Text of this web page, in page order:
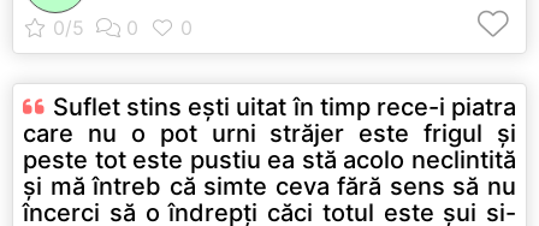
Suflet stins eşti uitat în timp rece-i piatra
care nu o pot urni străjer este frigul şi
peste tot este pustiu ea stă acolo neclintită
şi mă întreb că simte ceva fără sens să nu
încerci să o îndrepţi căci totul este şui si-